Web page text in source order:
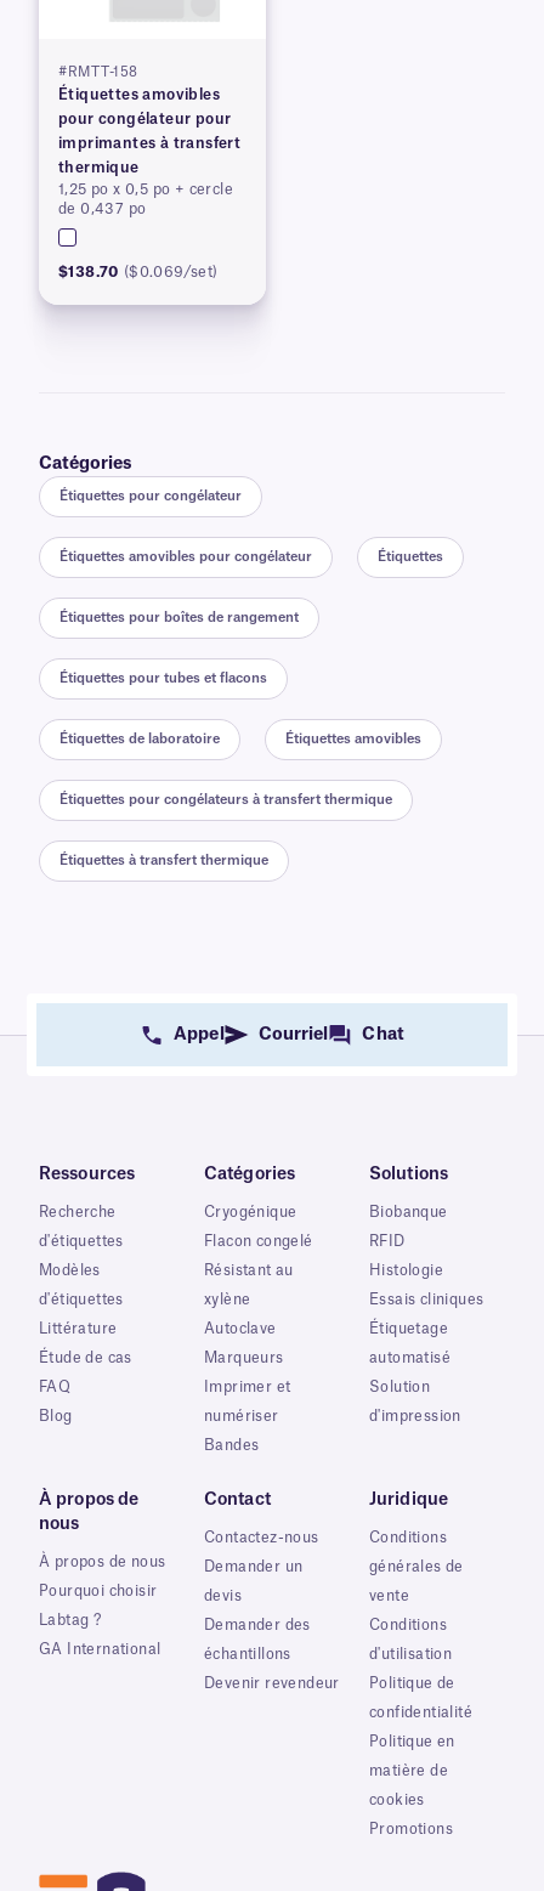
#RMTT-158
Étiquettes amovibles
pour congélateur pour
imprimantes à transfert
thermique
1,25 po x 0,5 po + cercle
de 0,437 po
$138.70 ($0.069/set)
Catégories
Étiquettes pour congélateur
Étiquettes amovibles pour congélateur Étiquettes
Étiquettes pour boîtes de rangement
Étiquettes pour tubes et flacons
Étiquettes de laboratoire Étiquettes amovibles
Étiquettes pour congélateurs à transfert thermique
Étiquettes à transfert thermique
Appel Courriel Chat
Ressources
Recherche
d'étiquettes
Modèles
d'étiquettes
Littérature
Étude de cas
FAQ
Blog
Catégories
Cryogénique
Flacon congelé
Résistant au
xylène
Autoclave
Marqueurs
Imprimer et
numériser
Bandes
Solutions
Biobanque
RFID
Histologie
Essais cliniques
Étiquetage
automatisé
Solution
d'impression
À propos de
nous
À propos de nous
Pourquoi choisir
Labtag ?
GA International
Contact
Contactez-nous
Demander un
devis
Demander des
échantillons
Devenir revendeur
Juridique
Conditions
générales de
vente
Conditions
d'utilisation
Politique de
confidentialité
Politique en
matière de
cookies
Promotions